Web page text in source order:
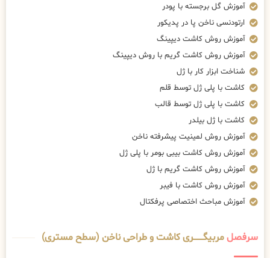
آموزش گل برجسته با پودر
ارتودنسی ناخن پا در پدیکور
آموزش روش کاشت دیپینگ
آموزش روش کاشت گریم با روش دیپینگ
شناخت ابزار کار با ژل
کاشت با پلی ژل توسط قلم
کاشت با پلی ژل توسط قالب
کاشت با ژل بیلدر
آموزش روش لمینیت پیشرفته ناخن
آموزش روش کاشت بیبی بومر با پلی ژل
آموزش روش کاشت گریم با ژل
آموزش روش کاشت با فیبر
آموزش مباحث اختصاصی پرفکتال
سرفصلمربیگــــــــری کاشت و طراحی ناخن (سطح مستری)